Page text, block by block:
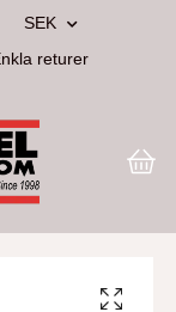
SEK
returer